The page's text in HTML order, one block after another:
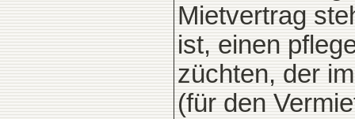
Mietvertrag
ist, einen
züchten, der
(für den